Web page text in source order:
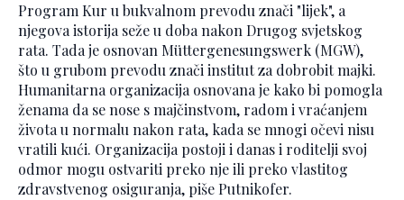
Program Kur u bukvalnom prevodu znači "lijek", a
njegova istorija seže u doba nakon Drugog svjetskog
rata. Tada je osnovan Müttergenesungswerk (MGW),
što u grubom prevodu znači institut za dobrobit majki.
Humanitarna organizacija osnovana je kako bi pomogla
ženama da se nose s majčinstvom, radom i vraćanjem
života u normalu nakon rata, kada se mnogi očevi nisu
vratili kući. Organizacija postoji i danas i roditelji svoj
odmor mogu ostvariti preko nje ili preko vlastitog
zdravstvenog osiguranja, piše Putnikofer.